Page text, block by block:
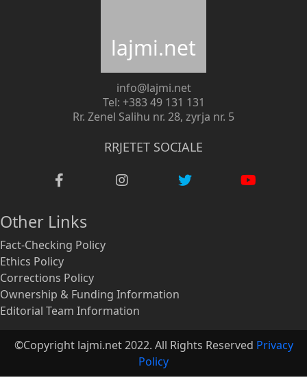
lajmi.net
info@lajmi.net
Tel: +383 49 131 131
Rr. Zenel Salihu nr. 28, zyrja nr. 5
RRJETET SOCIALE
Other Links
Fact-Checking Policy
Ethics Policy
Corrections Policy
Ownership & Funding Information
Editorial Team Information
©Copyright lajmi.net 2022. All Rights Reserved Privacy
Policy